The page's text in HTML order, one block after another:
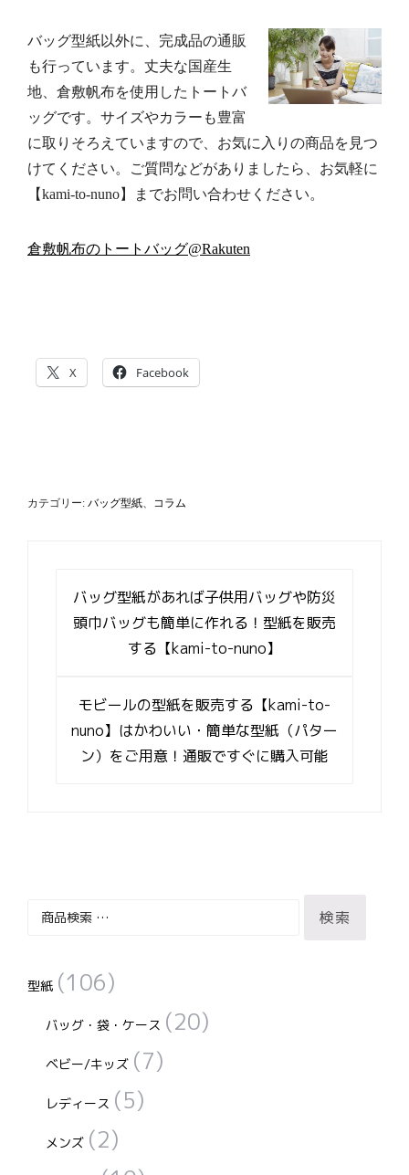
バッグ型紙以外に、完成品の通販
も行っています。丈夫な国産生
地、倉敷帆布を使用したトートバ
ッグです。サイズやカラーも豊富
に取りそろえていますので、お気に入りの商品を見つ
けてください。ご質問などがありましたら、お気軽に
【kami-to-nuno】までお問い合わせください。
倉敷帆布のトートバッグ@Rakuten
X Facebook
カテゴリー: バッグ型紙、 コラム
バッグ型紙があれば子供用バッグや防災
頭巾バッグも簡単に作れる！型紙を販売
する【kami-to-nuno】
モビールの型紙を販売する【kami-to-
nuno】はかわいい・簡単な型紙（パター
ン）をご用意！通販ですぐに購入可能
象:
検索
型紙 (106)
バッグ・袋・ケース (20)
ベビー/キッズ (7)
レディース (5)
メンズ (2)